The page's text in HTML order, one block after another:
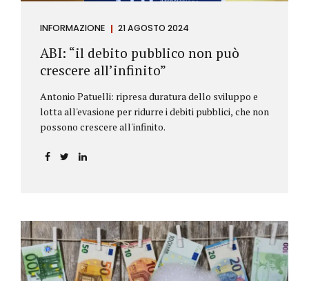
INFORMAZIONE 21 AGOSTO 2024
ABI: “il debito pubblico non può
crescere all’infinito”
Antonio Patuelli: ripresa duratura dello sviluppo e
lotta all'evasione per ridurre i debiti pubblici, che non
possono crescere all'infinito.